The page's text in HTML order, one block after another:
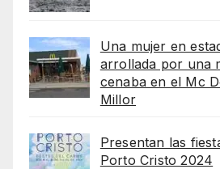
Una mujer en
arrollada por una
cenaba en el Mc
Millor
Presentan las
Porto Cristo 2024